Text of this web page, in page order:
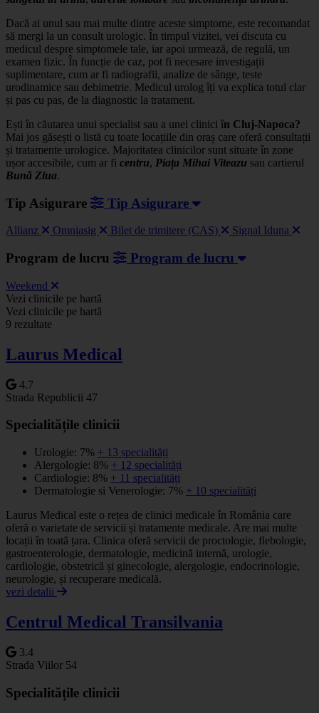
Dacă ai unul sau mai multe dintre aceste simptome, este recomandat
să mergi la un consult urologic. În timpul vizitei, vei discuta cu
medicul despre simptomele tale, iar apoi urmează, de regulă, un
examen fizic. În funcție de caz, pot fi necesare investigații
suplimentare, cum ar fi radiografii, analize de sânge, teste
urodinamice sau debimetrie. Medicul urolog îți va explica totul clar
și pas cu pas, de la diagnostic la tratament.
Ești în căutarea unui specialist sau a unei clinici în Cluj-Napoca?
Mai jos găsești o listă cu toate locațiile din oraș care oferă consultații
și tratamente urologice. Majoritatea clinicilor sunt situate în zone
ușor accesibile, cum ar fi centru, Piața Mihai Viteazu sau cartierul
Bună Ziua.
Tip Asigurare Tip Asigurare
Allianz Omniasig Bilet de trimitere (CAS) Signal Iduna
Program de lucru Program de lucru
Weekend
+
−
Vezi clinicile pe hartă
Vezi clinicile pe hartă
9 rezultate
Laurus Medical
4.7
Strada Republicii 47
Specialitățile clinicii
Urologie: 7% + 13 specialități
Alergologie: 8% + 12 specialități
Cardiologie: 8% + 11 specialități
Dermatologie si Venerologie: 7% + 10 specialități
Laurus Medical este o rețea de clinici medicale în România care
oferă o varietate de servicii și tratamente medicale. Are mai multe
locații în toată țara. Clinica oferă servicii de proctologie, flebologie,
gastroenterologie, dermatologie, medicină internă, urologie,
cardiologie, obstetrică și ginecologie, alergologie, endocrinologie,
neurologie, și recuperare medicală.
vezi detalii
Centrul Medical Transilvania
3.4
Strada Viilor 54
Specialitățile clinicii